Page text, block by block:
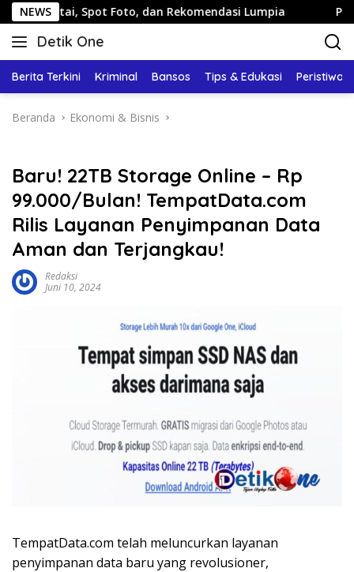
Langsung
ke
konten
NEWS
Foto, dan Rekomendasi Lumpia Panduan Wisata
Detik One
Tajam
Fakta
Berita Terkini Kriminal Bansos Tips & Edukasi Peristiwa
Beranda Ekonomi & Bisnis
Baru! 22TB Storage Online – Rp
99.000/Bulan! TempatData.com
Rilis Layanan Penyimpanan Data
Aman dan Terjangkau!
Redaksi
Juni 10, 2024
TempatData.com telah meluncurkan layanan
penyimpanan data baru yang revolusioner,